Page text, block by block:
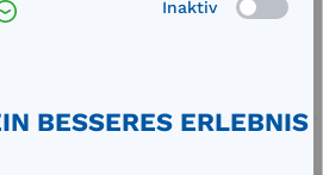
Inaktiv
BESSERES ERLEBNIS